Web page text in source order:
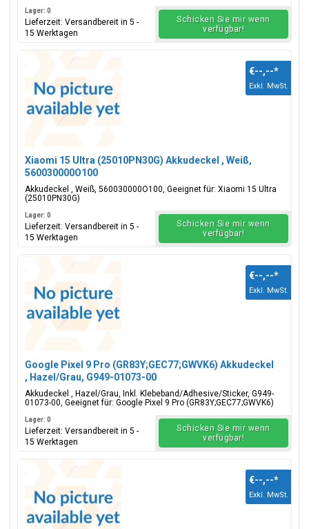
Lager: 0
Lieferzeit: Versandbereit in 5 -
15 Werktagen
Schicken Sie mir wenn
verfügbar!
Xiaomi 15 Ultra (25010PN30G) Akkudeckel , Weiß,
560030000O100
Akkudeckel , Weiß, 560030000O100, Geeignet für: Xiaomi 15 Ultra
(25010PN30G)
€--,--*
Exkl. MwSt.
Lager: 0
Lieferzeit: Versandbereit in 5 -
15 Werktagen
Schicken Sie mir wenn
verfügbar!
Google Pixel 9 Pro (GR83Y;GEC77;GWVK6) Akkudeckel
, Hazel/Grau, G949-01073-00
Akkudeckel , Hazel/Grau, Inkl. Klebeband/Adhesive/Sticker, G949-
01073-00, Geeignet für: Google Pixel 9 Pro (GR83Y;GEC77;GWVK6)
€--,--*
Exkl. MwSt.
Lager: 0
Lieferzeit: Versandbereit in 5 -
15 Werktagen
Schicken Sie mir wenn
verfügbar!
€--,--*
Exkl. MwSt.